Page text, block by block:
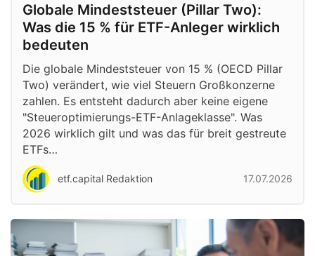
Globale Mindeststeuer (Pillar Two):
Was die 15 % für ETF-Anleger wirklich
bedeuten
Die globale Mindeststeuer von 15 % (OECD Pillar
Two) verändert, wie viel Steuern Großkonzerne
zahlen. Es entsteht dadurch aber keine eigene
"Steueroptimierungs-ETF-Anlageklasse". Was
2026 wirklich gilt und was das für breit gestreute
ETFs…
etf.capital Redaktion 17.07.2026